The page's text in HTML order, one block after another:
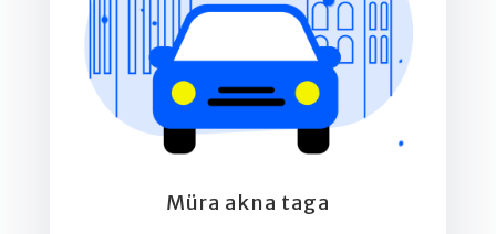
Müra akna taga